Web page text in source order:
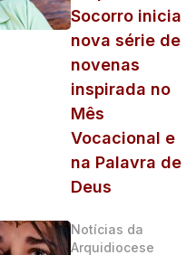
Socorro inicia
nova série de
novenas
inspirada no
Mês
Vocacional e
na Palavra de
Deus
Notícias da
Arquidiocese